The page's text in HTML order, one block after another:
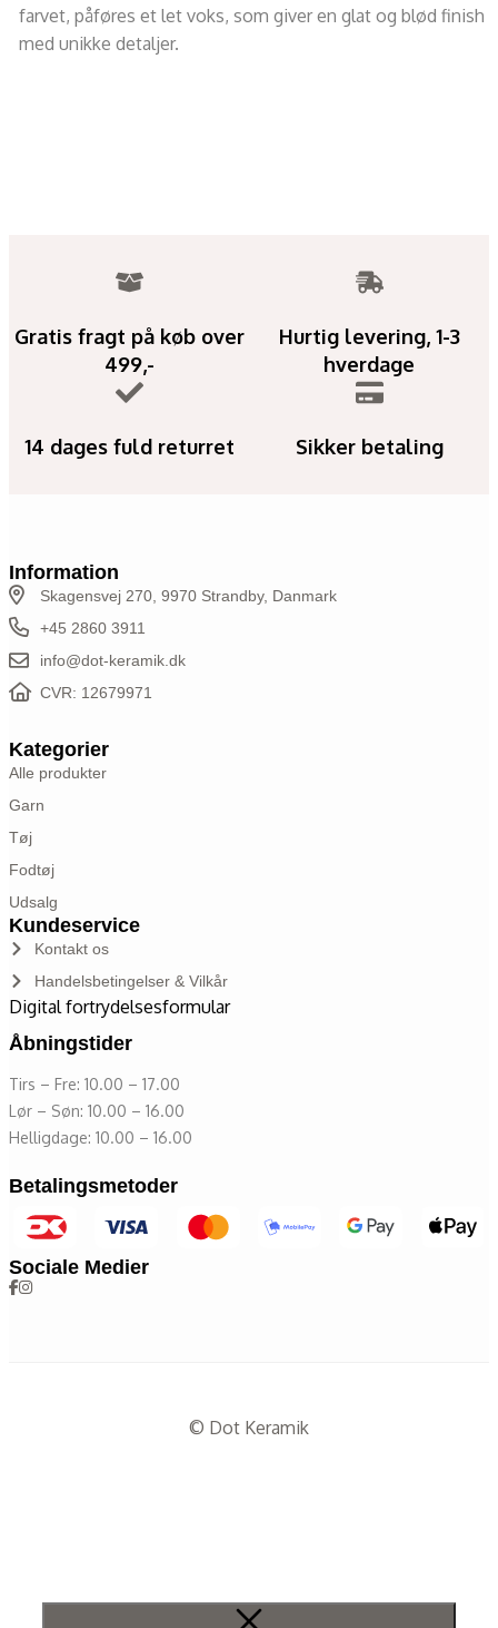
farvet, påføres et let voks, som giver en glat og blød finish
med unikke detaljer.
Gratis fragt på køb over
499,-
Hurtig levering, 1-3
hverdage
14 dages fuld returret Sikker betaling
Information
Skagensvej 270, 9970 Strandby, Danmark
+45 2860 3911
info@dot-keramik.dk
CVR: 12679971
Kategorier
Alle produkter
Garn
Tøj
Fodtøj
Udsalg
Kundeservice
Kontakt os
Handelsbetingelser & Vilkår
Digital fortrydelsesformular
Åbningstider
Tirs – Fre: 10.00 – 17.00
Lør – Søn: 10.00 – 16.00
Helligdage: 10.00 – 16.00
Betalingsmetoder
Sociale Medier
© Dot Keramik